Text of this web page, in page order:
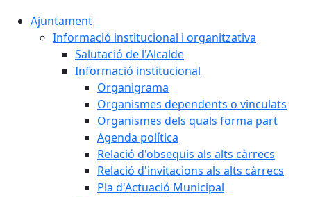
Ajuntament
Informació institucional i organitzativa
Salutació de l'Alcalde
Informació institucional
Organigrama
Organismes dependents o vinculats
Organismes dels quals forma part
Agenda política
Relació d'obsequis als alts càrrecs
Relació d'invitacions als alts càrrecs
Pla d'Actuació Municipal